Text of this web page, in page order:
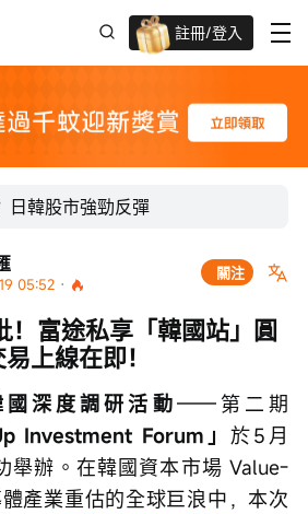
註冊/登入
迎新驚喜賞 股票/BTC等任你揀!
日韓股市強勁反彈
05:52 ·
關注
！富途私享「韓國站」圓
上線在即！
深度調研活動——第二期
Investment Forum」 於5月
舉辦。在韓國資本市場 Value-
產業重估的全球巨浪中，本次